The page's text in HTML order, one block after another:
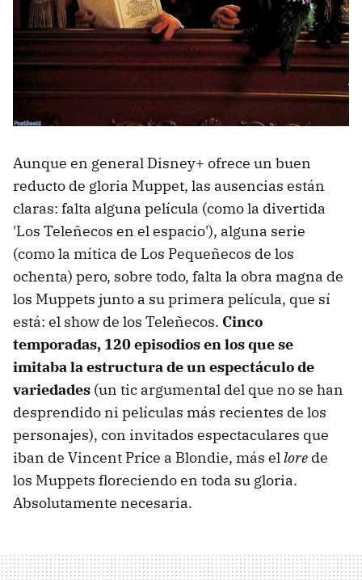
Aunque en general Disney+ ofrece un buen
reducto de gloria Muppet, las ausencias están
claras: falta alguna película (como la divertida
'Los Teleñecos en el espacio'), alguna serie
(como la mítica de Los Pequeñecos de los
ochenta) pero, sobre todo, falta la obra magna de
los Muppets junto a su primera película, que sí
está: el show de los Teleñecos. Cinco
temporadas, 120 episodios en los que se
imitaba la estructura de un espectáculo de
variedades (un tic argumental del que no se han
desprendido ni películas más recientes de los
personajes), con invitados espectaculares que
iban de Vincent Price a Blondie, más ellore de
los Muppets floreciendo en toda su gloria.
Absolutamente necesaria.